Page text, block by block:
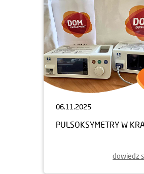
06.11.2025
PULSOKSYMETRY W
dowiedz